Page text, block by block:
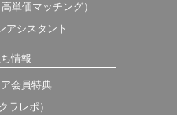
単価マッチング）
アシスタント
情報
会員特典
ラレポ）